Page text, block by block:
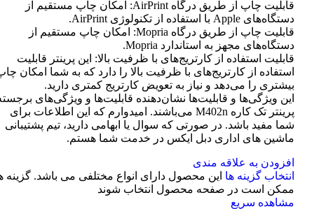
قابلیت چاپ از طریق درگاه AirPrint: امکان چاپ مستقیم از
دستگاه‌های Apple با استفاده از تکنولوژی AirPrint.
قابلیت چاپ از طریق درگاه Mopria: امکان چاپ مستقیم از
دستگاه‌های مجهز به استاندارد Mopria.
قابلیت استفاده از کارتریج‌های با ظرفیت بالا: این پرینتر قابلیت
استفاده از کارتریج‌های با ظرفیت بالا را دارد که به شما امکان
بیشتری را می‌دهد و نیاز به تعویض کارتریج کمتری دارید.
این ویژگی‌ها و قابلیت‌ها نشان‌دهنده قابلیت‌ها و ویژگی‌های
پرینتر تک کاره M402n می‌باشند. امیدوارم که این اطلاعات برای
شما مفید باشد. در صورتی که سوال یا ابهامی دارید، تیم پشتیبانی
ماشین های اداری دبل ایکس در خدمت شما هستم.
افزودن به علاقه مندی
انتخاب گزینه ها این محصول دارای انواع مختلفی می باشد. گزینه
ممکن است در صفحه محصول انتخاب شوند
مشاهده سریع